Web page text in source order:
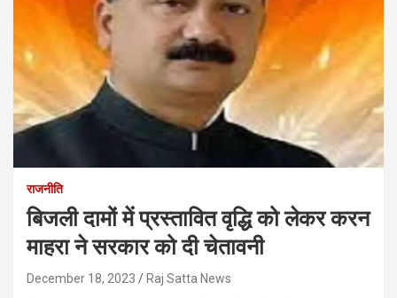
राजनीति
बिजली दामों में प्रस्तावित वृद्धि को लेकर करन
माहरा ने सरकार को दी चेतावनी
December 18, 2023 Raj Satta News